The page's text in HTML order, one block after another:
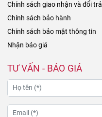
Chính sách giao nhận và đổi trả
Chính sách bảo hành
Chính sách bảo mật thông tin
Nhận báo giá
TƯ VẤN - BÁO GIÁ